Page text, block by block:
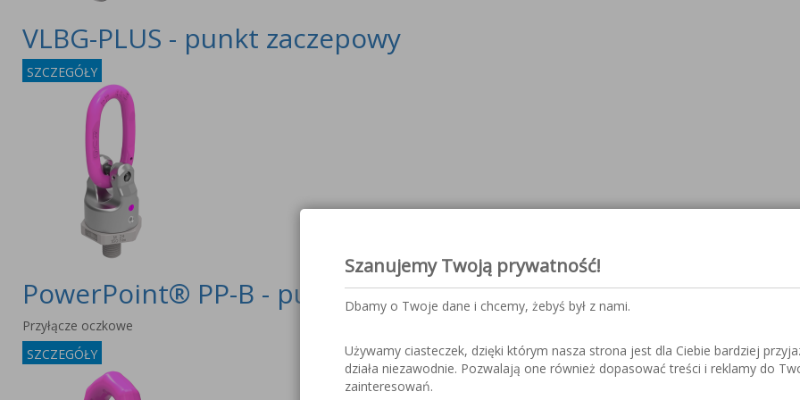
VLBG-PLUS - punkt zaczepowy
SZCZEGÓŁY
PowerPoint® PP-B - punkt zaczepowy
Przyłącze oczkowe
SZCZEGÓŁY
Szanujemy Twoją prywatność!
Dbamy o Twoje dane i chcemy, żebyś był z nami.
Używamy ciasteczek, dzięki którym nasza strona jest dla Ciebie bardziej
działa niezawodnie. Pozwalają one również dopasować treści i reklamy do
zainteresowań.